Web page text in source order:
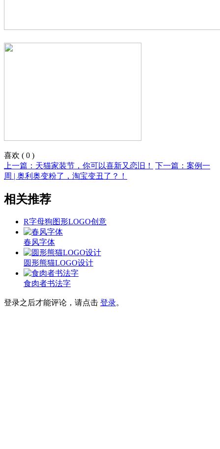
喜欢 ( 0 )
上一篇：天猫家装节，你可以喜新又恋旧！
下一篇：案例一
周 | 奥利奥变粉了，淘宝变丑了？！
相关推荐
R字母狗图形LOGO创意
春风字体
圆形熊猫LOGO设计
食肉者书法字
登录之后才能评论，请点击 登录。